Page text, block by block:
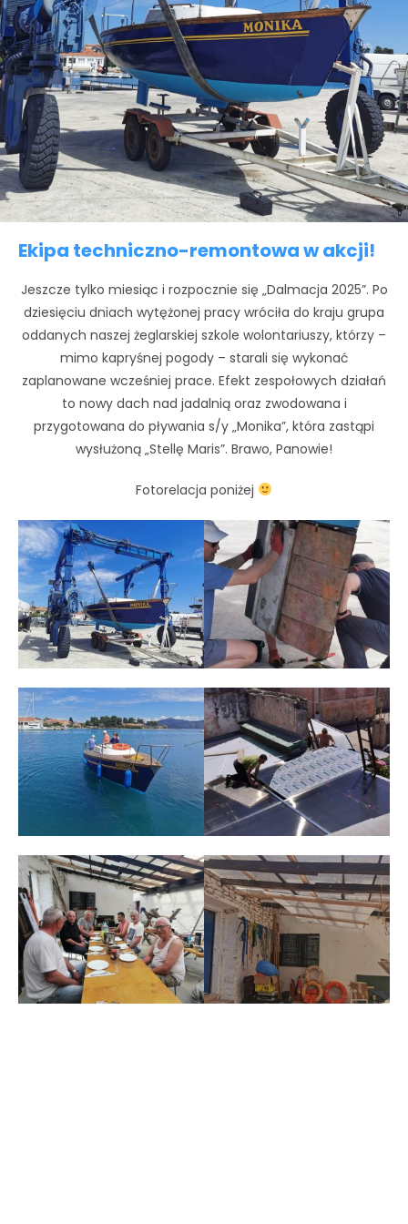
Ekipa techniczno-remontowa w akcji!
Jeszcze tylko miesiąc i rozpocznie się „Dalmacja 2025”. Po
dziesięciu dniach wytężonej pracy wróciła do kraju grupa
oddanych naszej żeglarskiej szkole wolontariuszy, którzy –
mimo kapryśnej pogody – starali się wykonać
zaplanowane wcześniej prace. Efekt zespołowych działań
to nowy dach nad jadalnią oraz zwodowana i
przygotowana do pływania s/y „Monika”, która zastąpi
wysłużoną „Stellę Maris”. Brawo, Panowie!
Fotorelacja poniżej